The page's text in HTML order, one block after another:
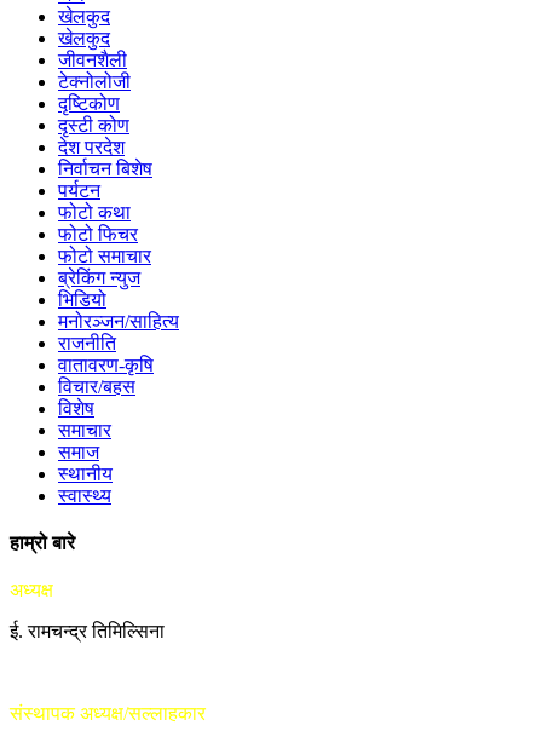
खेलकुद
खेलकुद
जीवनशैली
टेक्नोलोजी
दृष्टिकोण
दृस्टी कोण
देश परदेश
निर्वाचन बिशेष
पर्यटन
फोटो कथा
फोटो फिचर
फोटो समाचार
ब्रेकिंग न्युज
भिडियो
मनोरञ्जन/साहित्य
राजनीति
वातावरण-कृषि
विचार/बहस
विशेष
समाचार
समाज
स्थानीय
स्वास्थ्य
हाम्रो बारे
अध्यक्ष
ई. रामचन्द्र तिमिल्सिना
संस्थापक अध्यक्ष/सल्लाहकार